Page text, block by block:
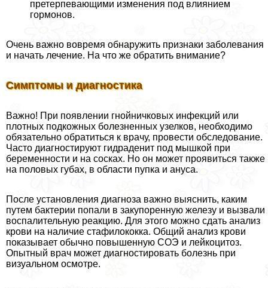
претерпевающими изменения под влиянием
гормонов.
Очень важно вовремя обнаружить признаки заболевания
и начать лечение. На что же обратить внимание?
Симптомы и диагностика
Важно! При появлении гнойничковых инфекций или
плотных подкожных болезненных узелков, необходимо
обязательно обратиться к врачу, провести обследование.
Часто диагностируют гидраденит под мышкой при
беременности и на сосках. Но он может проявиться также
на пoлoвых губах, в области пупка и aнycа.
После установления диагноза важно выяснить, каким
путем бактерии попали в закупоренную железу и вызвали
воспалительную реакцию. Для этого можно сдать анализ
крови на наличие стафилококка. Общий анализ крови
показывает обычно повышенную СОЭ и лейкоцитоз.
Опытный врач может диагностировать болезнь при
визуальном осмотре.